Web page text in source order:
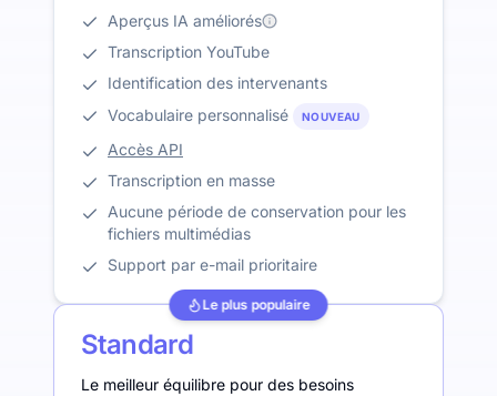
Aperçus IA améliorés
Transcription YouTube
Identification des intervenants
Vocabulaire personnalisé
NOUVEAU
Accès API
Transcription en masse
Aucune période de conservation pour les
fichiers multimédias
Support par e-mail prioritaire
Le plus populaire
Standard
Le meilleur équilibre pour des besoins